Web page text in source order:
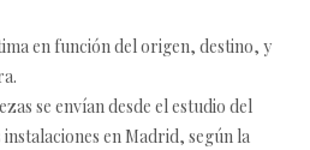
en función del origen, destino, y
se envían desde el estudio del
en Madrid, según la